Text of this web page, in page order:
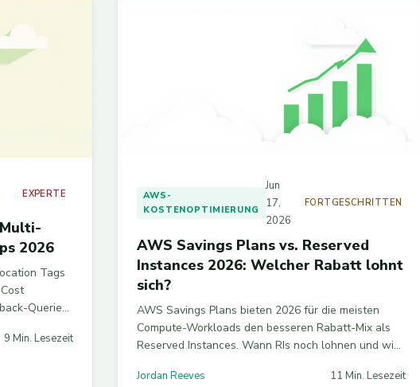
EXPERTE
2026
Tags
Queries
9 Min. Lesezeit
AWS-
KOSTENOPTIMIERUNG
Jun
17,
2026
FORTGESCHRITTEN
AWS Savings Plans vs. Reserved
Instances 2026: Welcher Rabatt lohnt
sich?
AWS Savings Plans bieten 2026 für die meisten
Compute-Workloads den besseren Rabatt-Mix als
Reserved Instances. Wann RIs noch lohnen und wie
Jordan Reeves 11 Min. Lesezeit